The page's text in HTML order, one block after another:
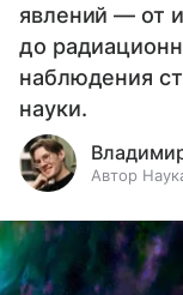
явлений — от
до
наблюдения
науки.
Автор